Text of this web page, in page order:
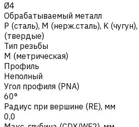
Ø4
Обрабатываемый металл
Р (сталь), M (нерж.сталь), K (чугун),
(твердые)
Тип резьбы
M (метрическая)
Профиль
Неполный
Угол профиля (PNA)
60°
Радиус при вершине (RE), мм
0,0